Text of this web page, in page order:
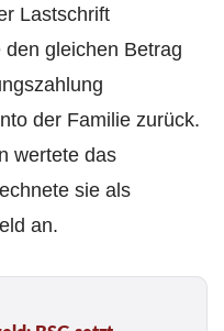
Lastschrift
gleichen Betrag
der Familie zurück.
wertete das
sie als
an.